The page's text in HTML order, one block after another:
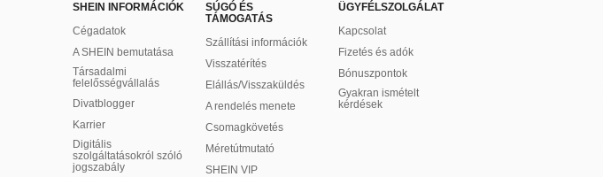
SHEIN INFORMÁCIÓK
Cégadatok
A SHEIN bemutatása
Társadalmi
felelősségvállalás
Divatblogger
Karrier
Digitális
szolgáltatásokról szóló
jogszabály
SÚGÓ ÉS
TÁMOGATÁS
Szállítási információk
Visszatérítés
Elállás/Visszaküldés
A rendelés menete
Csomagkövetés
Méretútmutató
SHEIN VIP
ÜGYFÉLSZOLGÁLAT
Kapcsolat
Fizetés és adók
Bónuszpontok
Gyakran ismételt
kérdések